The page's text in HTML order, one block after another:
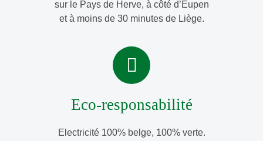
sur le Pays de Herve, à côté d’Eupen
et à moins de 30 minutes de Liège.
Eco-responsabilité
Electricité 100% belge, 100% verte.